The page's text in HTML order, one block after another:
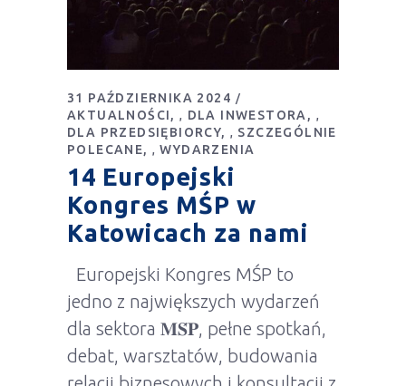
31 PAŹDZIERNIKA 2024
AKTUALNOŚCI
, DLA INWESTORA ,
DLA PRZEDSIĘBIORCY , SZCZEGÓLNIE
POLECANE
,WYDARZENIA
14 Europejski
Kongres MŚP w
Katowicach za nami
Europejski Kongres MŚP to
jedno z największych wydarzeń
dla sektora 𝐌𝐒́𝐏, pełne spotkań,
debat, warsztatów, budowania